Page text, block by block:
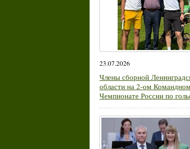
23.07.2026
Члены сборной
области на 2-ом Командном
Чемпионате России по